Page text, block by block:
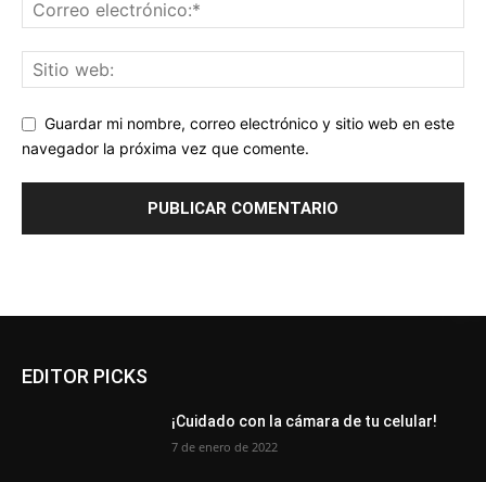
Guardar mi nombre, correo electrónico y sitio web en este
navegador la próxima vez que comente.
EDITOR PICKS
¡Cuidado con la cámara de tu celular!
7 de enero de 2022